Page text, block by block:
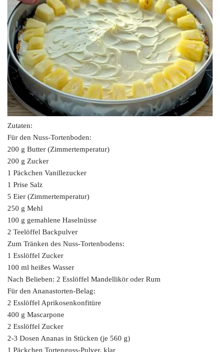
Zutaten:
Für den Nuss-Tortenboden:
200 g Butter (Zimmertemperatur)
200 g Zucker
1 Päckchen Vanillezucker
1 Prise Salz
5 Eier (Zimmertemperatur)
250 g Mehl
100 g gemahlene Haselnüsse
2 Teelöffel Backpulver
Zum Tränken des Nuss-Tortenbodens:
1 Esslöffel Zucker
100 ml heißes Wasser
Nach Belieben: 2 Esslöffel Mandellikör oder Rum
Für den Ananastorten-Belag:
2 Esslöffel Aprikosenkonfitüre
400 g Mascarpone
2 Esslöffel Zucker
2-3 Dosen Ananas in Stücken (je 560 g)
1 Päckchen Tortenguss-Pulver, klar